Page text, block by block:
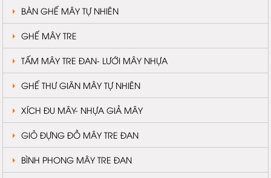
BÀN GHẾ MÂY TỰ NHIÊN
GHẾ MÂY TRE
TẤM MÂY TRE ĐAN- LƯỚI MÂY NHỰA
GHẾ THƯ GIÃN MÂY TỰ NHIÊN
XÍCH ĐU MÂY- NHỰA GIẢ MÂY
GIỎ ĐỰNG ĐỒ MÂY TRE ĐAN
BÌNH PHONG MÂY TRE ĐAN